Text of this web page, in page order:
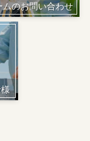
ムのお問い合わせ